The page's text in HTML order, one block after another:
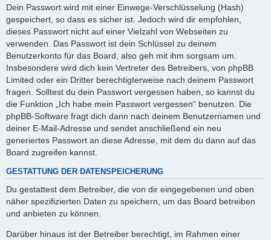
Dein Passwort wird mit einer Einwege-Verschlüsselung (Hash)
gespeichert, so dass es sicher ist. Jedoch wird dir empfohlen,
dieses Passwort nicht auf einer Vielzahl von Webseiten zu
verwenden. Das Passwort ist dein Schlüssel zu deinem
Benutzerkonto für das Board, also geh mit ihm sorgsam um.
Insbesondere wird dich kein Vertreter des Betreibers, von phpBB
Limited oder ein Dritter berechtigterweise nach deinem Passwort
fragen. Solltest du dein Passwort vergessen haben, so kannst du
die Funktion „Ich habe mein Passwort vergessen“ benutzen. Die
phpBB-Software fragt dich dann nach deinem Benutzernamen und
deiner E-Mail-Adresse und sendet anschließend ein neu
generiertes Passwort an diese Adresse, mit dem du dann auf das
Board zugreifen kannst.
GESTATTUNG DER DATENSPEICHERUNG
Du gestattest dem Betreiber, die von dir eingegebenen und oben
näher spezifizierten Daten zu speichern, um das Board betreiben
und anbieten zu können.
Darüber hinaus ist der Betreiber berechtigt, im Rahmen einer